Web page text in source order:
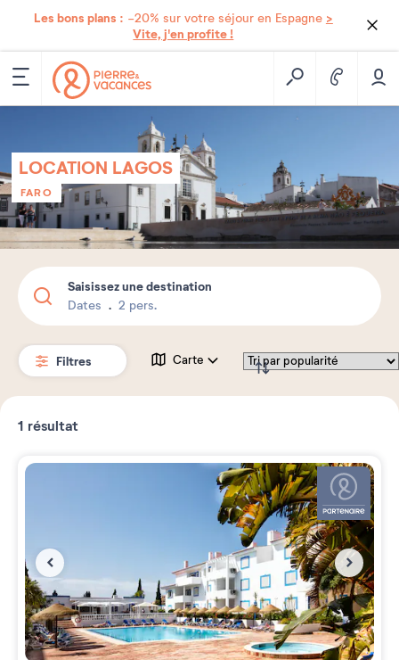
Les bons plans : -20% sur votre séjour en Espagne >
Vite, j'en profite !
LOCATION LAGOS
FARO
Saisissez une destination
Dates 2 pers.
Filtres Carte
1 résultat